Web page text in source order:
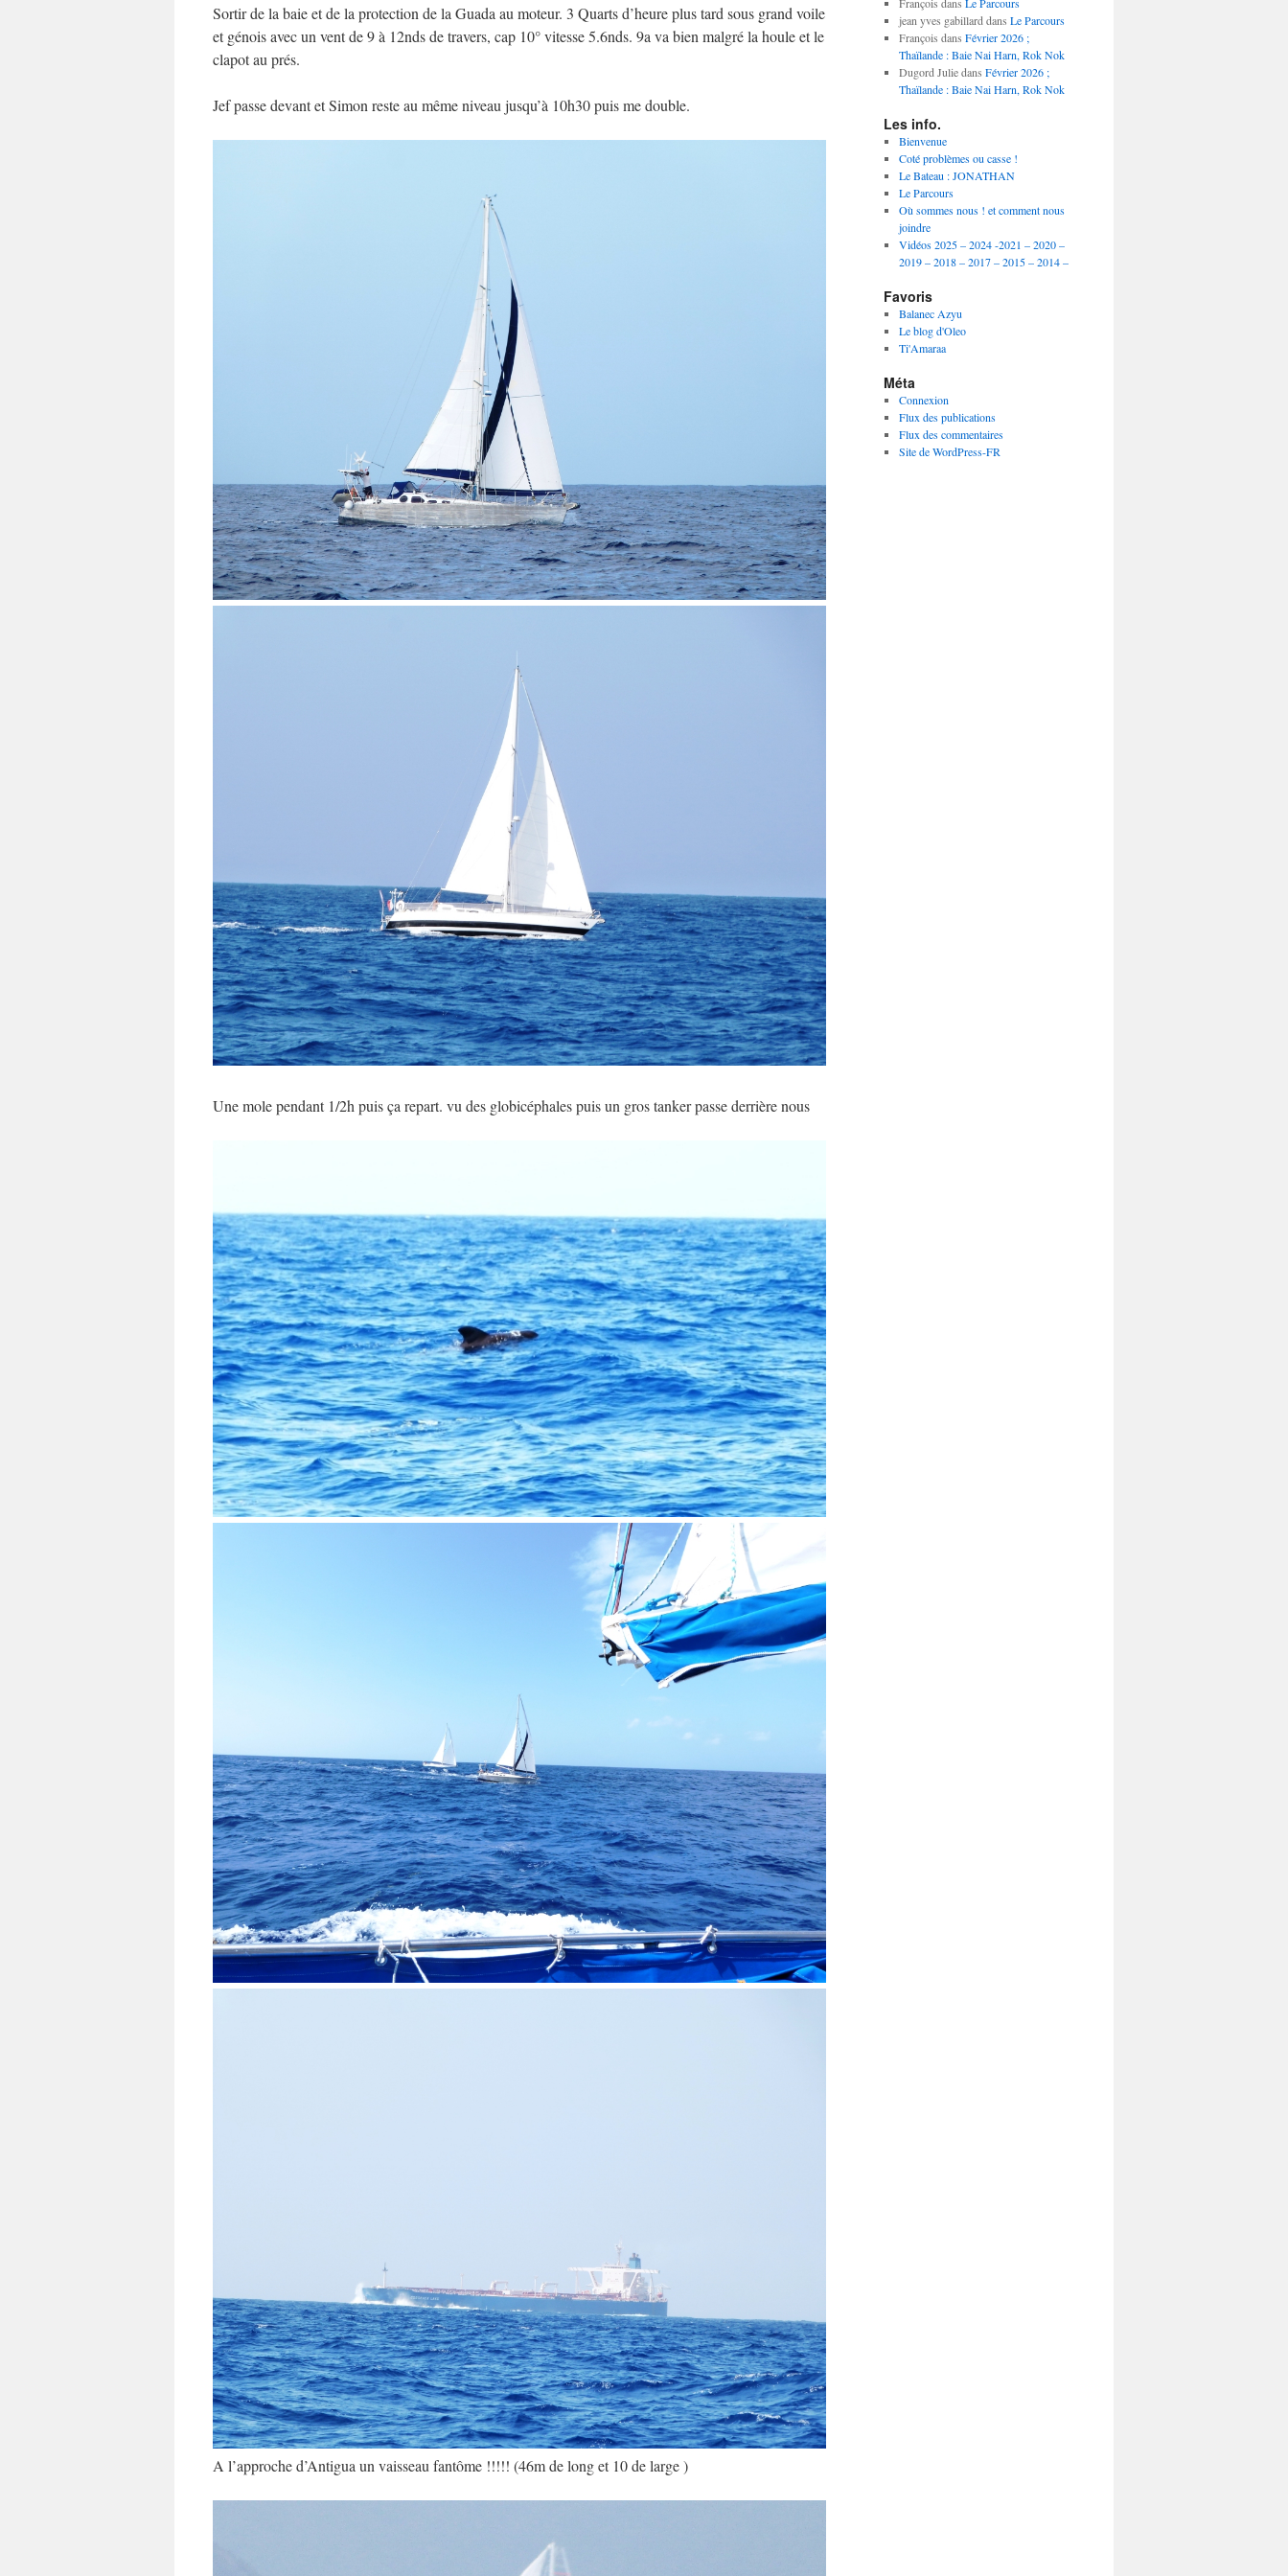
Sortir de la baie et de la protection de la Guada au moteur. 3 Quarts d’heure plus tard sous grand voile
et génois avec un vent de 9 à 12nds de travers, cap 10° vitesse 5.6nds. 9a va bien malgré la houle et le
clapot au prés.
Jef passe devant et Simon reste au même niveau jusqu’à 10h30 puis me double.
Une mole pendant 1/2h puis ça repart. vu des globicéphales puis un gros tanker passe derrière nous
A l’approche d’Antigua un vaisseau fantôme !!!!! (46m de long et 10 de large )
jean yves gabillard dans Le Parcours
François dans Février 2026 ;
Thaïlande : Baie Nai Harn, Rok Nok
Dugord Juliedans Février 2026 ;
Thaïlande : Baie Nai Harn, Rok Nok
Les info.
Bienvenue
Coté problèmes ou casse !
Le Bateau : JONATHAN
Le Parcours
Où sommes nous ! et comment nous
joindre
Vidéos 2025 – 2024 -2021 – 2020 –
2019 – 2018 – 2017 – 2015 – 2014 –
Favoris
Balanec Azyu
Le blog d'Oleo
Ti'Amaraa
Méta
Connexion
Flux des publications
Flux des commentaires
Site de WordPress-FR